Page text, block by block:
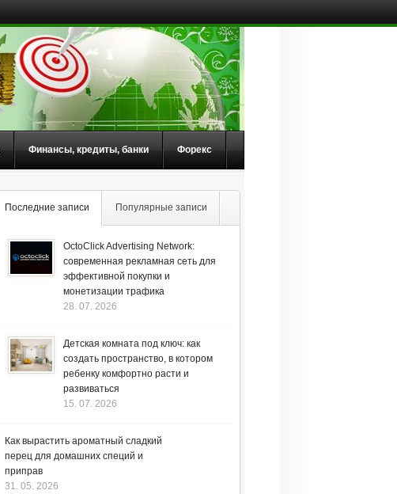
Финансы, кредиты, банки Форекс
Последние записи Популярные записи
OctoClick Advertising Network:
современная рекламная сеть для
эффективной покупки и
монетизации трафика
28. 07. 2026
Детская комната под ключ: как
создать пространство, в котором
ребенку комфортно расти и
развиваться
15. 07. 2026
Как вырастить ароматный сладкий
перец для домашних специй и
приправ
31. 05. 2026